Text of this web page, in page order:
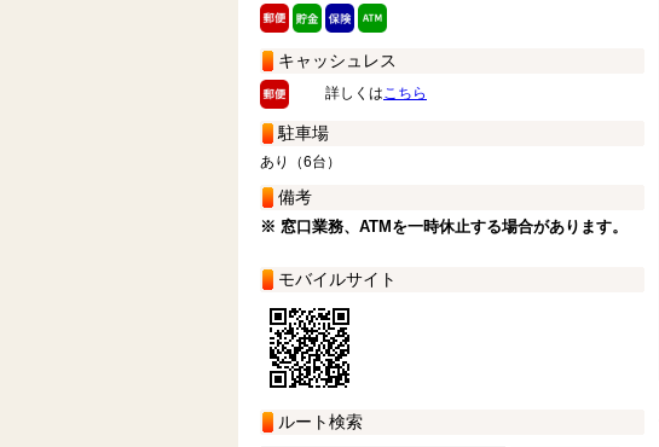
キャッシュレス
詳しくはこちら
駐車場
あり（6台）
備考
※ 窓口業務、ATMを一時休止する場合があります。
モバイルサイト
ルート検索